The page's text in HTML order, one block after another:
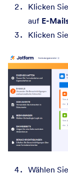
Klicken
auf E-
Klicken
Wählen